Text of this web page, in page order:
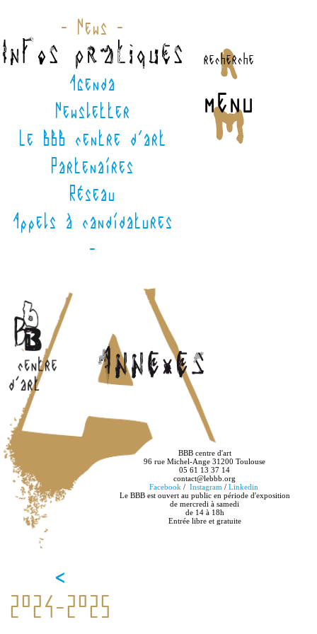
recherche
menu
- News -
Infos pratiques
Agenda
Newsletter
Le BBB centre d'art
Partenaires
Réseau
Appels à candidatures
-
BBB centre d'art
96 rue Michel-Ange 31200 Toulouse
05 61 13 37 14
contact@lebbb.org
Facebook / Instagram / Linkedin
Le BBB est ouvert au public en période d'exposition
de mercredi à samedi
de 14 à 18h
Entrée libre et gratuite
<
2024-2025